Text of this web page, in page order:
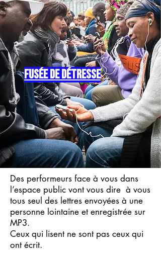
fusée de détresse
Des performeurs face à vous dans
l’espace public vont vous dire à vous
tous seul des lettres envoyées à une
personne lointaine et enregistrée sur
MP3.
Ceux qui lisent ne sont pas ceux qui
ont écrit.